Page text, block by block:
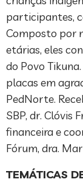
participantes,
Composto por
etárias, eles
do Povo
placas em
PedNorte.
SBP, dr. Clóvis
financeira e
Fórum, dra.
TEMÁTICAS